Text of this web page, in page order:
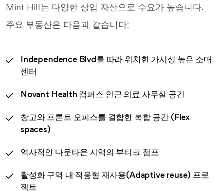
Mint Hill는 다양한 상업 자산으로 수요가 높습니다.
주요 부동산은 다음과 같습니다:
Independence Blvd를 따라 위치한 가시성 높은 소매
센터
Novant Health 캠퍼스 인근 의료 사무실 공간
창고와 프론트 오피스를 결합한 복합 공간 (Flex
spaces)
역사적인 다운타운 지역의 부티크 점포
활성화 구역 내 적응형 재사용(Adaptive reuse) 프로
젝트